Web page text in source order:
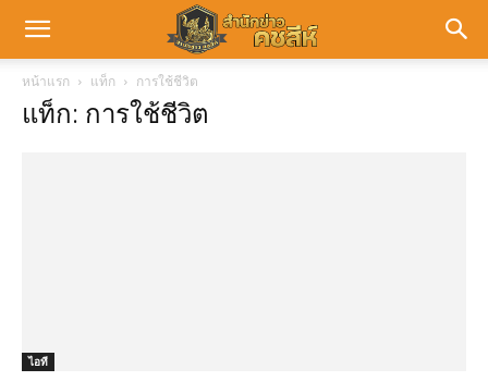
หน้าแรก แท็ก การใช้ชีวิต
แท็ก: การใช้ชีวิต
ไอที